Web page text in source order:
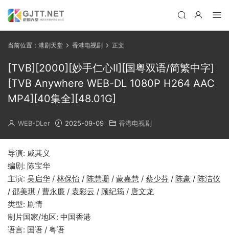
当前位置： 港剧天堂 香港电视剧 正文
[TVB][2000][妙手仁心II][国粤双语/简繁中字]
[TVB Anywhere WEB-DL 1080P H264 AAC
MP4][40集全][48.01G]
WEB-DLer 2025-09-09 香港电视剧
导演: 戚其义
编剧: 陈宝华
主演: 吴启华 / 林保怡 / 陈慧珊 / 蒙嘉慧 / 蔡少芬 / 陈豪 / 陈洁仪
/ 邵美琪 / 曹永廉 / 袁彩云 / 顾纪筠 / 唐文龙
类型: 剧情
制片国家/地区: 中国香港
语言: 国语 / 粤语